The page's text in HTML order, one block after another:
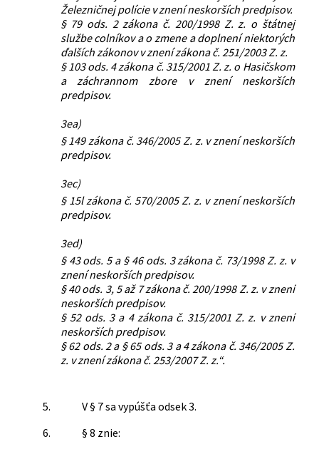
Železničnej polície v znení neskorších predpisov.
§ 79 ods. 2 zákona č. 200/1998 Z. z. o štátnej
službe colníkov a o zmene a doplnení niektorých
ďalších zákonov v znení zákona č. 251/2003 Z. z.
§ 103 ods. 4 zákona č. 315/2001 Z. z. o Hasičskom
a záchrannom zbore v znení neskorších
predpisov.
3ea)
§ 149 zákona č. 346/2005 Z. z. v znení neskorších
predpisov.
3ec)
§ 15l zákona č. 570/2005 Z. z. v znení neskorších
predpisov.
3ed)
§ 43 ods. 5 a § 46 ods. 3 zákona č. 73/1998 Z. z. v
znení neskorších predpisov.
§ 40 ods. 3, 5 až 7 zákona č. 200/1998 Z. z. v znení
neskorších predpisov.
§ 52 ods. 3 a 4 zákona č. 315/2001 Z. z. v znení
neskorších predpisov.
§ 62 ods. 2 a § 65 ods. 3 a 4 zákona č. 346/2005 Z.
z. v znení zákona č. 253/2007 Z. z.“.
5.
V § 7 sa vypúšťa odsek 3.
6.
§ 8 znie: